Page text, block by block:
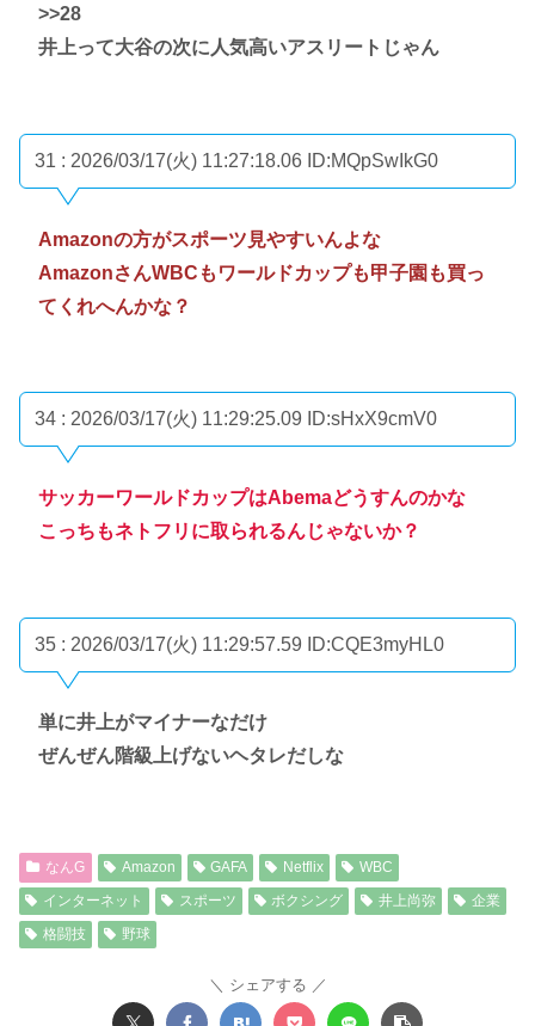
>>28
井上って大谷の次に人気高いアスリートじゃん
31 : 2026/03/17(火) 11:27:18.06 ID:MQpSwIkG0
Amazonの方がスポーツ見やすいんよな
AmazonさんWBCもワールドカップも甲子園も買っ
てくれへんかな？
34 : 2026/03/17(火) 11:29:25.09 ID:sHxX9cmV0
サッカーワールドカップはAbemaどうすんのかな
こっちもネトフリに取られるんじゃないか？
35 : 2026/03/17(火) 11:29:57.59 ID:CQE3myHL0
単に井上がマイナーなだけ
ぜんぜん階級上げないヘタレだしな
なんG Amazon GAFA Netflix
WBC
インターネット
スポーツ ボクシング 井上尚弥
企業
格闘技
野球
シェアする